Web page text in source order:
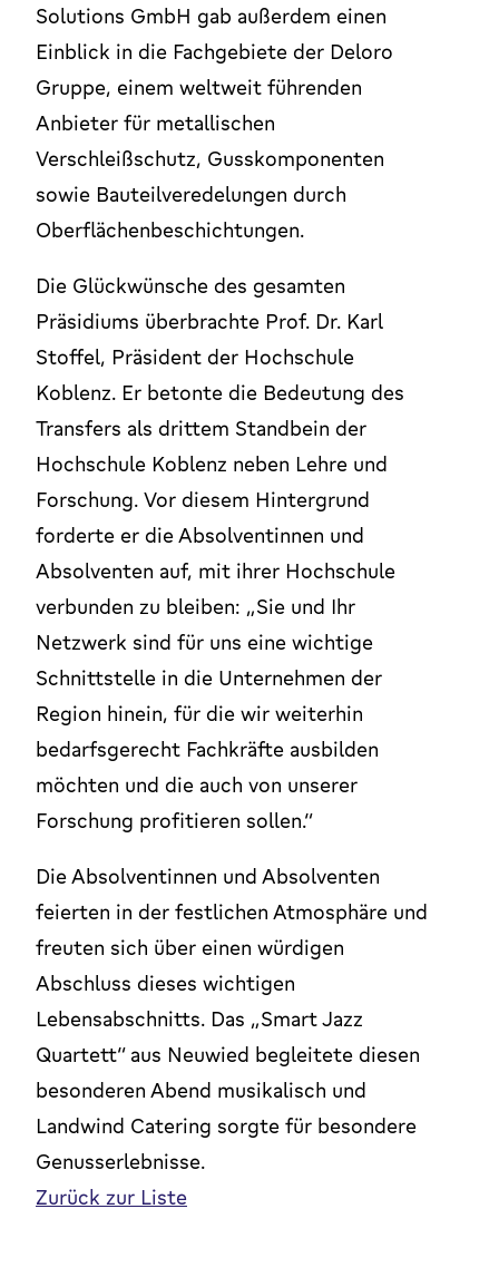
Solutions GmbH gab außerdem einen
Einblick in die Fachgebiete der Deloro
Gruppe, einem weltweit führenden
Anbieter für metallischen
Verschleißschutz, Gusskomponenten
sowie Bauteilveredelungen durch
Oberflächenbeschichtungen.
Die Glückwünsche des gesamten
Präsidiums überbrachte Prof. Dr. Karl
Stoffel, Präsident der Hochschule
Koblenz. Er betonte die Bedeutung des
Transfers als drittem Standbein der
Hochschule Koblenz neben Lehre und
Forschung. Vor diesem Hintergrund
forderte er die Absolventinnen und
Absolventen auf, mit ihrer Hochschule
verbunden zu bleiben: „Sie und Ihr
Netzwerk sind für uns eine wichtige
Schnittstelle in die Unternehmen der
Region hinein, für die wir weiterhin
bedarfsgerecht Fachkräfte ausbilden
möchten und die auch von unserer
Forschung profitieren sollen.“
Die Absolventinnen und Absolventen
feierten in der festlichen Atmosphäre und
freuten sich über einen würdigen
Abschluss dieses wichtigen
Lebensabschnitts. Das „Smart Jazz
Quartett“ aus Neuwied begleitete diesen
besonderen Abend musikalisch und
Landwind Catering sorgte für besondere
Genusserlebnisse.
Zurück zur Liste